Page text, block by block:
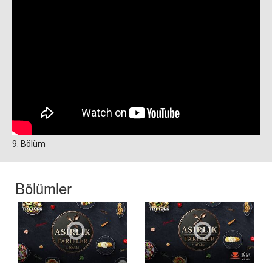
9. Bölüm
Bölümler